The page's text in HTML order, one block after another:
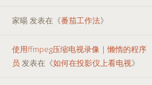
家暘发表在《番茄工作法》
使用ffmpeg压缩电视录像 | 懒惰的程序
员 发表在《如何在投影仪上看电视》